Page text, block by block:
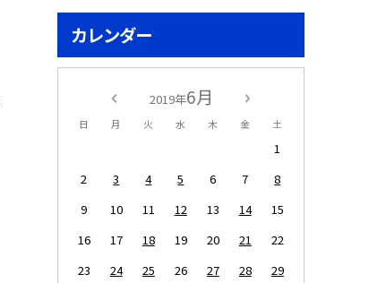
カレンダー
2019年6月
日 月 火 水 木 金 土
1
2
3 4 5 6 7
8
9
10 11 12 13 14
15
16
17 18 19 20 21
22
23
24 25 26 27 28
29